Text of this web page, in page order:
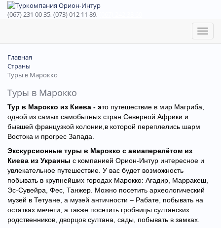
(067) 231 00 35, (073) 012 11 89,
Toggle
Главная
Страны
Туры в Марокко
Туры в Марокко
Тур в Марокко из Киева - это путешествие в мир Магриба,
одной из самых самобытных стран Северной Африки и
бывшей французкой колонии,в которой переплелись шарм
Востока и прогрес Запада.
Экскурсионные туры в Марокко с авиаперелётом из
Киева из Украины с компанией Орион-Интур интересное и
увлекательное путешествие. У вас будет возможность
побывать в крупнейших городах Марокко: Агадир, Марракеш,
Эс-Сувейра, Фес, Танжер. Можно посетить археологический
музей в Тетуане, а музей античности – Рабате, побывать на
остатках мечети, а также посетить гробницы султанских
родственников, дворцов султана, сады, побывать в замках.